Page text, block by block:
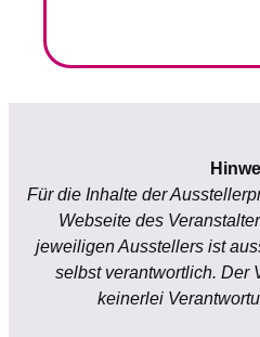
Für die Inhalte der
Webseite des
jeweiligen Ausstellers ist
selbst verantwortlich. Der
keinerlei